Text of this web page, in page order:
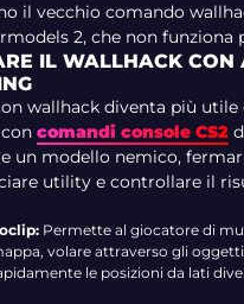
il vecchio comando
2, che non funziona
IL WALLHACK CON
wallhack diventa più utile
comandi console CS2
un modello nemico,
utility e controllare il
Permette al giocatore di
volare attraverso gli
le posizioni da lati